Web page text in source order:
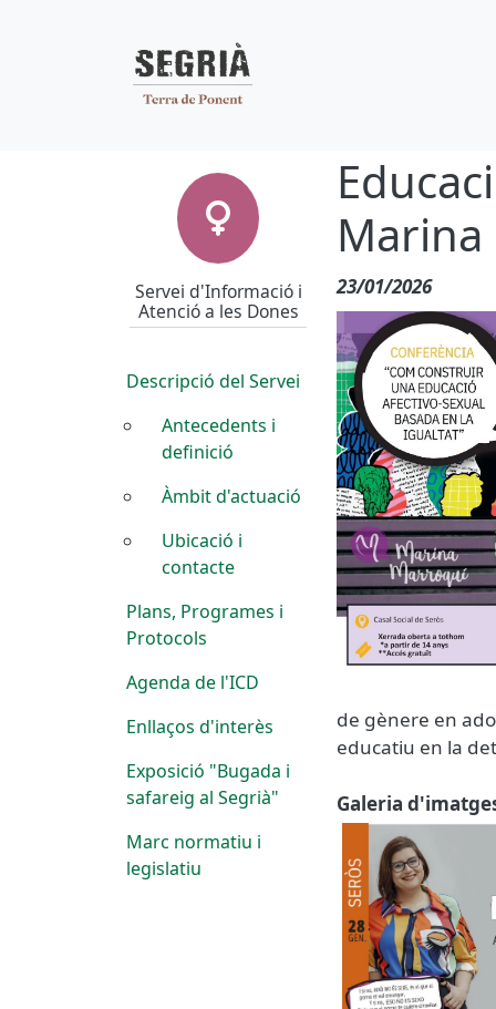
23/01/2026
de gènere en
educatiu en la
Galeria
Servei d'Informació i
Atenció a les Dones
Descripció del Servei
Antecedents i
definició
Àmbit d'actuació
Ubicació i
contacte
Plans, Programes i
Protocols
Agenda de l'ICD
Enllaços d'interès
Exposició "Bugada i
safareig al Segrià"
Marc normatiu i
legislatiu